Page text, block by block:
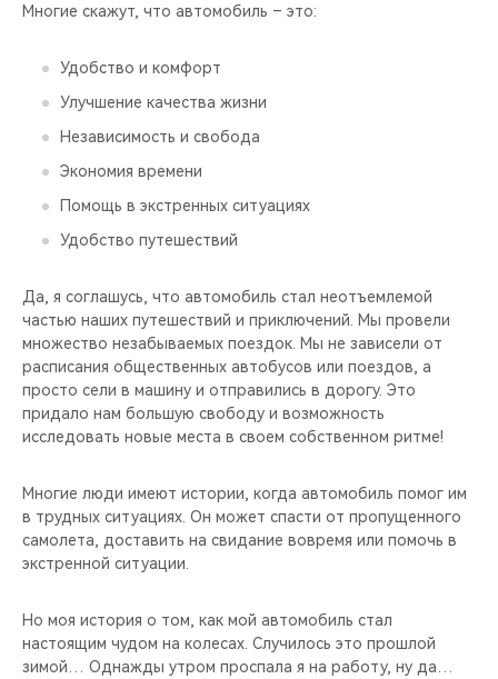
Многие скажут, что автомобиль – это:
Удобство и комфорт
Улучшение качества жизни
Независимость и свобода
Экономия времени
Помощь в экстренных ситуациях
Удобство путешествий
Да, я соглашусь, что автомобиль стал неотъемлемой
частью наших путешествий и приключений. Мы провели
множество незабываемых поездок. Мы не зависели от
расписания общественных автобусов или поездов, а
просто сели в машину и отправились в дорогу. Это
придало нам большую свободу и возможность
исследовать новые места в своем собственном ритме!
Многие люди имеют истории, когда автомобиль помог им
в трудных ситуациях. Он может спасти от пропущенного
самолета, доставить на свидание вовремя или помочь в
экстренной ситуации.
Но моя история о том, как мой автомобиль стал
настоящим чудом на колесах. Случилось это прошлой
зимой… Однажды утром проспала я на работу, ну да…